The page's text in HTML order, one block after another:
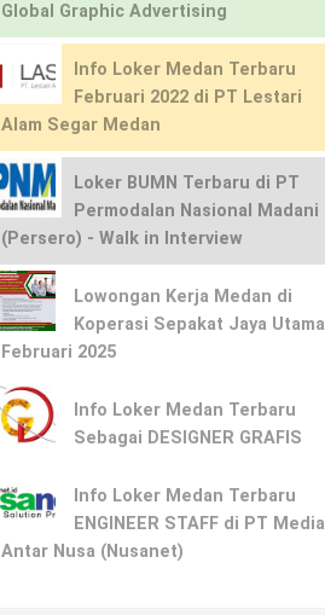
Global Graphic Advertising
Info Loker Medan Terbaru
Februari 2022 di PT Lestari
Alam Segar Medan
Loker BUMN Terbaru di PT
Permodalan Nasional Madani
(Persero) - Walk in Interview
Lowongan Kerja Medan di
Koperasi Sepakat Jaya Utama
Februari 2025
Info Loker Medan Terbaru
Sebagai DESIGNER GRAFIS
Info Loker Medan Terbaru
ENGINEER STAFF di PT Media
Antar Nusa (Nusanet)